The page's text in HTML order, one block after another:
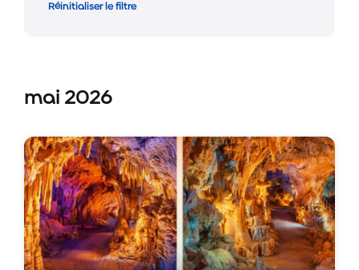
Réinitialiser le filtre
mai 2026